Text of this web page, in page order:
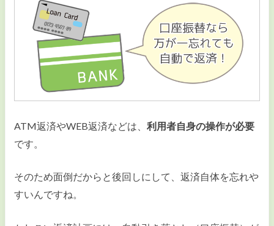
ATM返済やWEB返済などは、利用者自身の操作が必要
です。
そのため面倒だからと後回しにして、返済自体を忘れや
すいんですね。